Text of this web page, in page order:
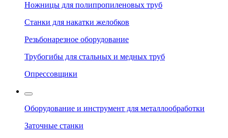
Ножницы для полипропиленовых труб
Станки для накатки желобков
Резьбонарезное оборудование
Трубогибы для стальных и медных труб
Опрессовщики
Оборудование и инструмент для металлообработки
Заточные станки